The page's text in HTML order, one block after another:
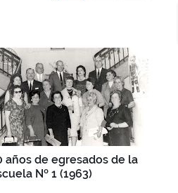
años de egresados de la
Nº 1 (1963)